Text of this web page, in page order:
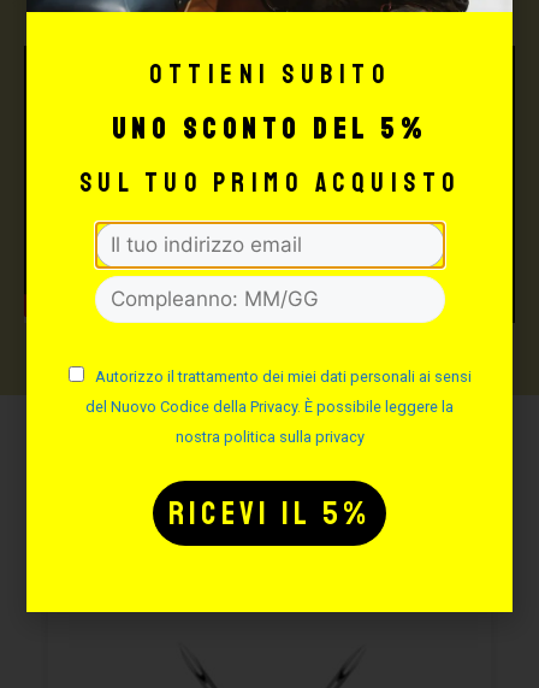
Potrebbe interessarti
anche:
Ottieni subito
uno sconto del 5%
sul tuo primo acquisto
Autorizzo il trattamento dei miei dati personali ai sensi
del Nuovo Codice della Privacy. È possibile leggere la
nostra politica sulla privacy